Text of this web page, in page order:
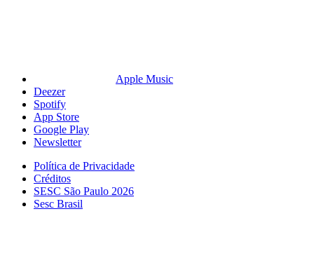
Apple Music
Deezer
Spotify
App Store
Google Play
Newsletter
Política de Privacidade
Créditos
SESC São Paulo 2026
Sesc Brasil